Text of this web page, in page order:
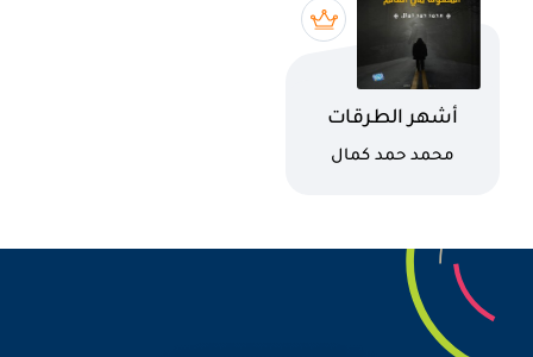
اسم الكتاب
أشهر الطرقات
الملعونةكاتب
محمد حمد كمال